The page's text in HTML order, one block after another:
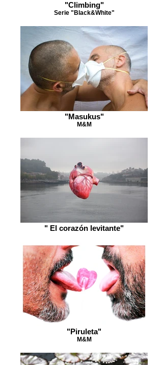
"Climbing"
Serie "Black&White"
"Masukus"
M&M
" El corazón levitante"
"Piruleta"
M&M